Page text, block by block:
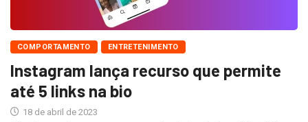
COMPORTAMENTO ENTRETENIMENTO
Instagram lança recurso que permite
até 5 links na bio
18 de abril de 2023